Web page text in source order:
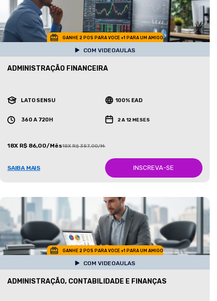
GANHE 2 POS PARA VOCE +1 PARA UM AMIGO
COM VIDEOAULAS
ADMINISTRAÇÃO FINANCEIRA
LATO SENSU 100% EAD
360 A 720H 2 A 12 MESES
18X R$ 86,00/Mês18X R$ 387,00/Mês
SAIBA MAIS INSCREVA-SE
GANHE 2 POS PARA VOCE +1 PARA UM AMIGO
COM VIDEOAULAS
ADMINISTRAÇÃO, CONTABILIDADE E FINANÇAS